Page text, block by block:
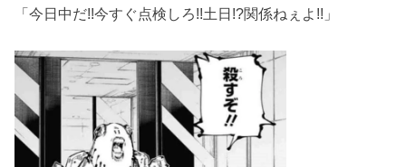
「今日中だ!!今すぐ点検しろ!!土日!?関係ねぇよ!!」